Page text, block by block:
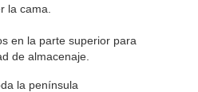
la cama.
en la parte superior para
de almacenaje.
la península